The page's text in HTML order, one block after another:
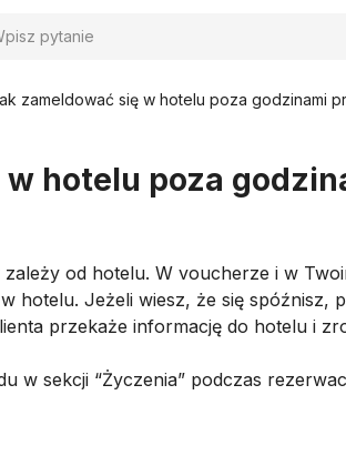
zameldować się w hotelu poza godzinami
hotelu poza
od hotelu. W voucherze i w
hotelu. Jeżeli wiesz, że się spóźnisz,
przekaże informację do hotelu i
w sekcji “Życzenia” podczas